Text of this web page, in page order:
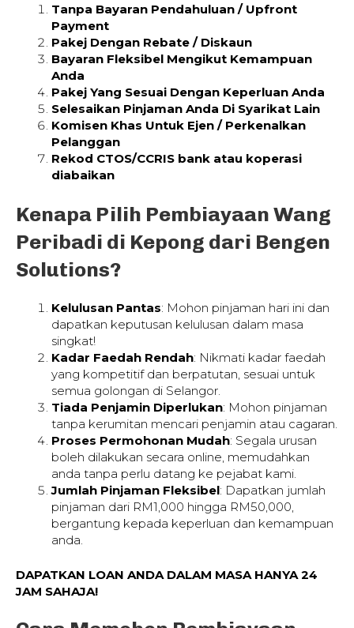
Tanpa Bayaran Pendahuluan / Upfront
Payment
Pakej Dengan Rebate / Diskaun
Bayaran Fleksibel Mengikut Kemampuan
Anda
Pakej Yang Sesuai Dengan Keperluan Anda
Selesaikan Pinjaman Anda Di Syarikat Lain
Komisen Khas Untuk Ejen / Perkenalkan
Pelanggan
Rekod CTOS/CCRIS bank atau koperasi
diabaikan
Kenapa Pilih Pembiayaan Wang
Peribadi di Kepong dari Bengen
Solutions?
Kelulusan Pantas: Mohon pinjaman hari ini dan
dapatkan keputusan kelulusan dalam masa
singkat!
Kadar Faedah Rendah: Nikmati kadar faedah
yang kompetitif dan berpatutan, sesuai untuk
semua golongan di Selangor.
Tiada Penjamin Diperlukan: Mohon pinjaman
tanpa kerumitan mencari penjamin atau cagaran.
Proses Permohonan Mudah: Segala urusan
boleh dilakukan secara online, memudahkan
anda tanpa perlu datang ke pejabat kami.
Jumlah Pinjaman Fleksibel: Dapatkan jumlah
pinjaman dari RM1,000 hingga RM50,000,
bergantung kepada keperluan dan kemampuan
anda.
DAPATKAN LOAN ANDA DALAM MASA HANYA 24
JAM SAHAJA!